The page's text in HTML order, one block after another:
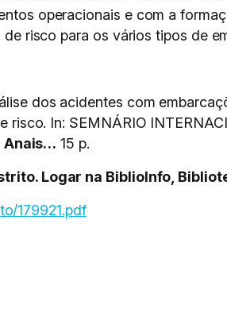
operacionais e com a
risco para os vários tipos de
dos acidentes com
risco. In: SEMNÁRIO
Anais… 15 p.
Logar na BiblioInfo,
179921.pdf